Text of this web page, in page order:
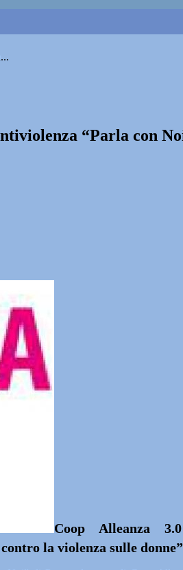
“Parla con
Coop Alleanza
la violenza sulle donne”